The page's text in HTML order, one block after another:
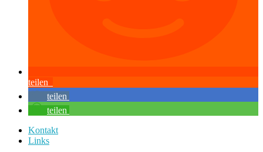
teilen
teilen
teilen
Kontakt
Links